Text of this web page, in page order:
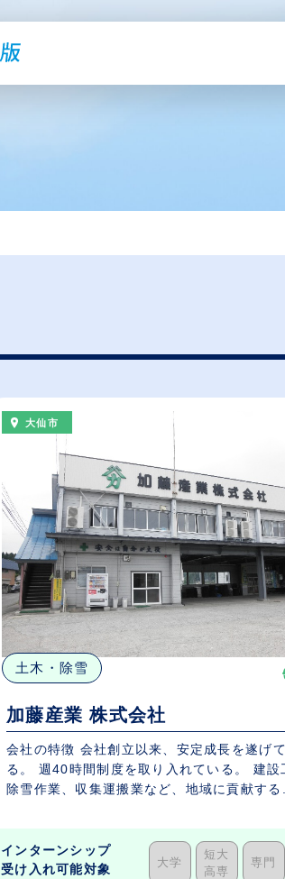
大仙市
土木・除雪
加藤産業 株式会社
会社の特徴 会社創立以来、安定成長を遂げてい
る。 週40時間制度を取り入れている。 建設
除雪作業、収集運搬業など、地域に貢献する
インターンシップ
受け入れ可能対象
大学
短大
高専
専門